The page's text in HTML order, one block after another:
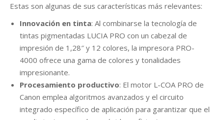
Estas son algunas de sus características más relevantes:
Innovación en tinta: Al combinarse la tecnología de
tintas pigmentadas LUCIA PRO con un cabezal de
impresión de 1,28″ y 12 colores, la impresora PRO-
4000 ofrece una gama de colores y tonalidades
impresionante.
Procesamiento productivo: El motor L-COA PRO de
Canon emplea algoritmos avanzados y el circuito
integrado específico de aplicación para garantizar que el